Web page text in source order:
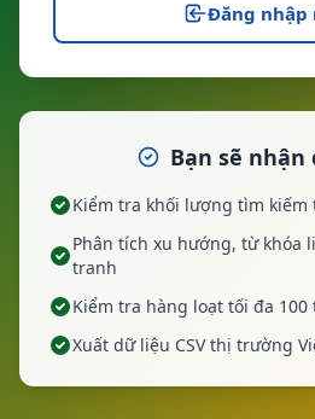
Đăng nhập
Bạn sẽ nhận
Kiểm tra khối lượng tìm kiếm
Phân tích xu hướng, từ khóa
tranh
Kiểm tra hàng loạt tối đa 100
Xuất dữ liệu CSV thị trường